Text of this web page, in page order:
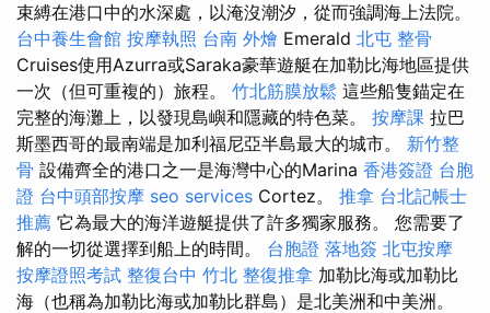
束縛在港口中的水深處，以淹沒潮汐，從而強調海上法院。
台中養生會館 按摩執照 台南 外燴 Emerald 北屯 整骨
Cruises使用Azurra或Saraka豪華遊艇在加勒比海地區提供
一次（但可重複的）旅程。 竹北筋膜放鬆 這些船隻錨定在
完整的海灘上，以發現島嶼和隱藏的特色菜。 按摩課 拉巴
斯墨西哥的最南端是加利福尼亞半島最大的城市。 新竹整
骨 設備齊全的港口之一是海灣中心的Marina 香港簽證 台胞
證 台中頭部按摩 seo services Cortez。 推拿 台北記帳士
推薦 它為最大的海洋遊艇提供了許多獨家服務。 您需要了
解的一切從選擇到船上的時間。 台胞證 落地簽 北屯按摩
按摩證照考試 整復台中 竹北 整復推拿 加勒比海或加勒比
海（也稱為加勒比海或加勒比群島）是北美洲和中美洲。